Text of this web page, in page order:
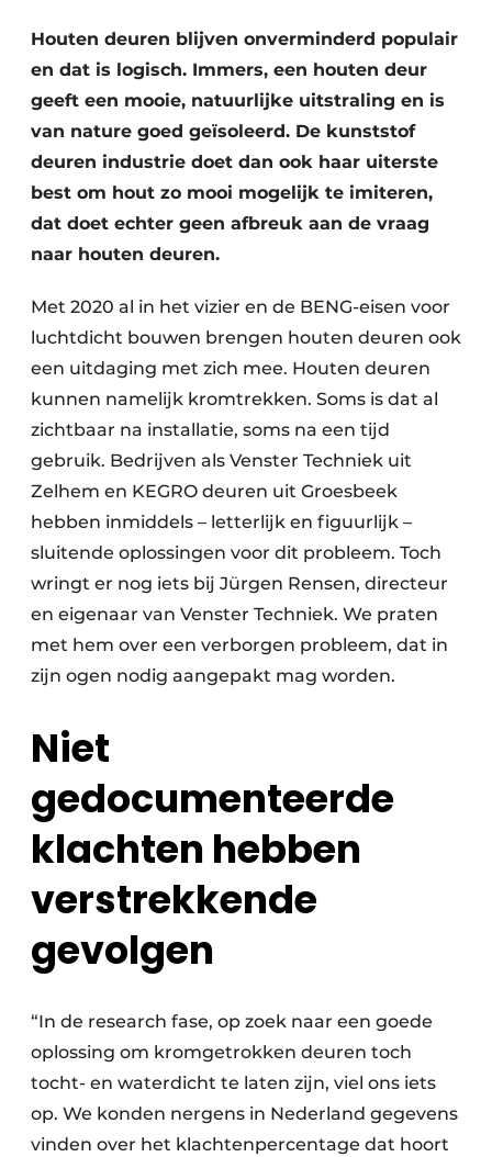
Uitnodiging Rondetafelgesprek – 20 jaar Profiel
Vacature aanmelden
Vacatures
Werben
Houten deuren blijven onverminderd populair
en dat is logisch. Immers, een houten deur
geeft een mooie, natuurlijke uitstraling en is
van nature goed geïsoleerd. De kunststof
deuren industrie doet dan ook haar uiterste
best om hout zo mooi mogelijk te imiteren,
dat doet echter geen afbreuk aan de vraag
naar houten deuren.
Met 2020 al in het vizier en de BENG-eisen voor
luchtdicht bouwen brengen houten deuren ook
een uitdaging met zich mee. Houten deuren
kunnen namelijk kromtrekken. Soms is dat al
zichtbaar na installatie, soms na een tijd
gebruik. Bedrijven als Venster Techniek uit
Zelhem en KEGRO deuren uit Groesbeek
hebben inmiddels – letterlijk en figuurlijk –
sluitende oplossingen voor dit probleem. Toch
wringt er nog iets bij Jürgen Rensen, directeur
en eigenaar van Venster Techniek. We praten
met hem over een verborgen probleem, dat in
zijn ogen nodig aangepakt mag worden.
Niet
gedocumenteerde
klachten hebben
verstrekkende
gevolgen
“In de research fase, op zoek naar een goede
oplossing om kromgetrokken deuren toch
tocht- en waterdicht te laten zijn, viel ons iets
op. We konden nergens in Nederland gegevens
vinden over het klachtenpercentage dat hoort